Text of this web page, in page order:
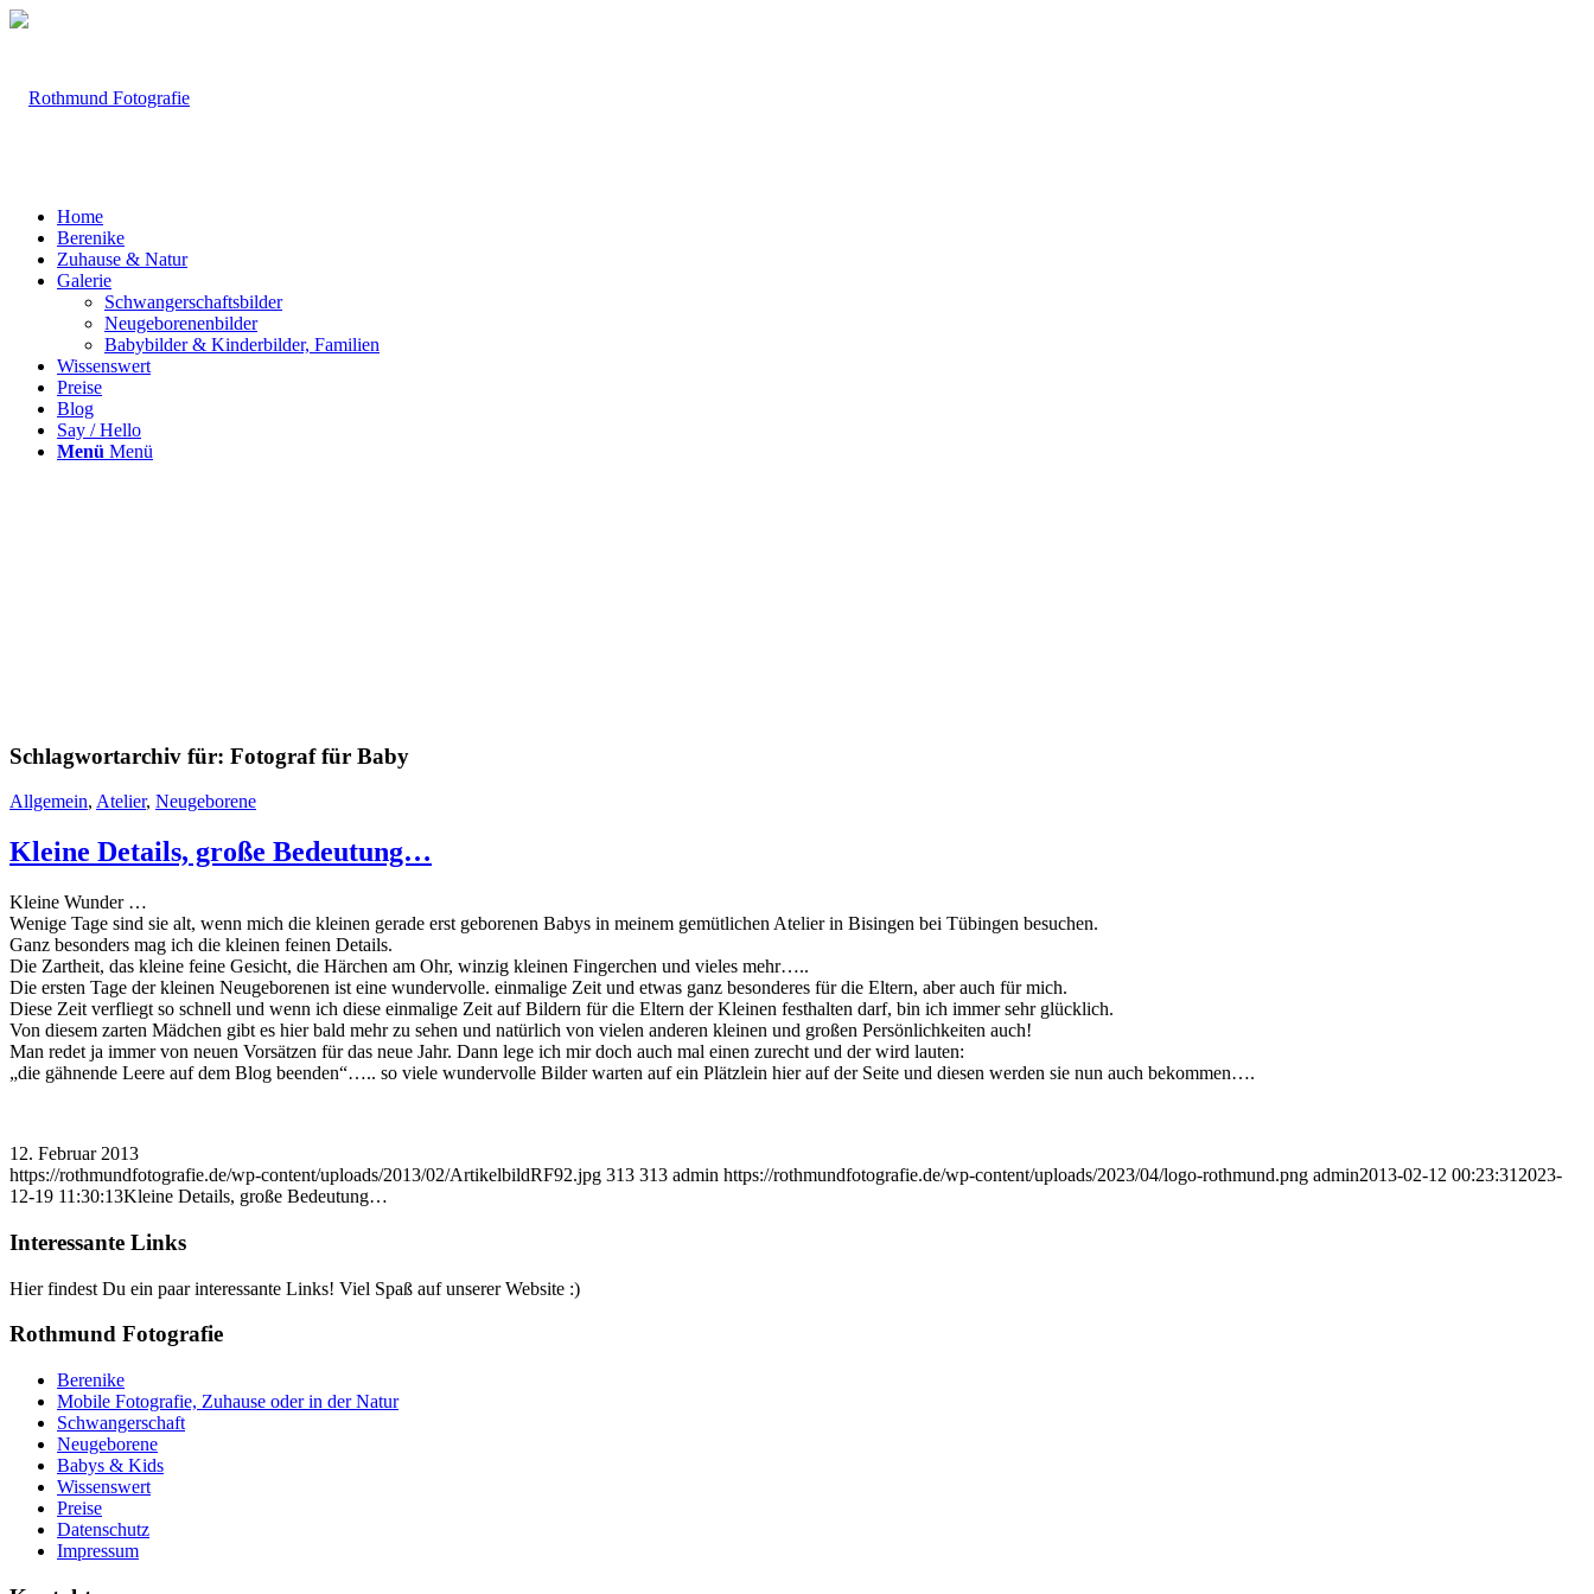
Home
Berenike
Zuhause & Natur
Galerie
Schwangerschaftsbilder
Neugeborenenbilder
Babybilder & Kinderbilder, Familien
Wissenswert
Preise
Blog
Say / Hello
Menü Menü
Schlagwortarchiv für: Fotograf für Baby
Allgemein, Atelier, Neugeborene
Kleine Details, große Bedeutung…
Kleine Wunder …
Wenige Tage sind sie alt, wenn mich die kleinen gerade erst geborenen Babys in meinem gemütlichen Atelier in Bisingen bei Tübingen besuchen.
Ganz besonders mag ich die kleinen feinen Details.
Die Zartheit, das kleine feine Gesicht, die Härchen am Ohr, winzig kleinen Fingerchen und vieles mehr…..
Die ersten Tage der kleinen Neugeborenen ist eine wundervolle. einmalige Zeit und etwas ganz besonderes für die Eltern, aber auch für mich.
Diese Zeit verfliegt so schnell und wenn ich diese einmalige Zeit auf Bildern für die Eltern der Kleinen festhalten darf, bin ich immer sehr glücklich.
Von diesem zarten Mädchen gibt es hier bald mehr zu sehen und natürlich von vielen anderen kleinen und großen Persönlichkeiten auch!
Man redet ja immer von neuen Vorsätzen für das neue Jahr. Dann lege ich mir doch auch mal einen zurecht und der wird lauten:
„die gähnende Leere auf dem Blog beenden“….. so viele wundervolle Bilder warten auf ein Plätzlein hier auf der Seite und diesen werden sie nun auch bekommen….
12. Februar 2013
https://rothmundfotografie.de/wp-content/uploads/2013/02/ArtikelbildRF92.jpg 313 313 admin https://rothmundfotografie.de/wp-content/uploads/2023/04/logo-rothmund.png admin2013-02-12 00:23:31 2023-
12-19 11:30:13Kleine Details, große Bedeutung…
Interessante Links
Hier findest Du ein paar interessante Links! Viel Spaß auf unserer Website :)
Rothmund Fotografie
Berenike
Mobile Fotografie, Zuhause oder in der Natur
Schwangerschaft
Neugeborene
Babys & Kids
Wissenswert
Preise
Datenschutz
Impressum